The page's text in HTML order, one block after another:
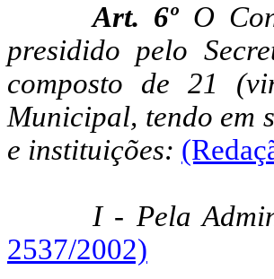
Art. 6ºO
presidido pelo
composto de 21
Municipal, tendo em
e instituições:
I - Pela
2537/2002)